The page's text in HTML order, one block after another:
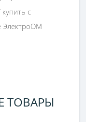
с
ЭлектроОМ
ТОВАРЫ